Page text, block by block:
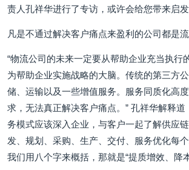
责人孔祥华进行了专访，或许会给您带来启发
凡是不通过解决客户痛点来盈利的公司都是
“物流公司的未来一定要从帮助企业充当执行
为帮助企业实施战略的大脑。传统的第三方
储、运输以及一些增值服务。服务同质化高
求，无法真正解决客户痛点。” 孔祥华解释道
务模式应该深入企业，与客户一起了解供应
发、规划、采购、生产、交付、服务优化每
我们用八个字来概括，那就是“提质增效、降本